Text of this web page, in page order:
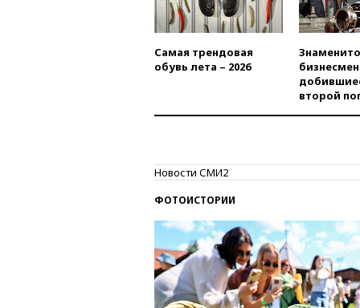
Самая трендовая
обувь лета – 2026
второй
Новости СМИ2
ФОТОИСТОРИИ